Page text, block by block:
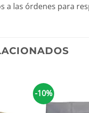
a las órdenes para
-10%